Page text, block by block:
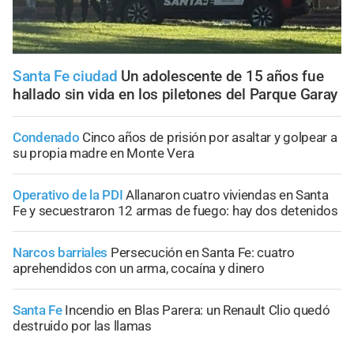
Santa Fe ciudad Un adolescente de 15 años fue
hallado sin vida en los piletones del Parque Garay
Condenado Cinco años de prisión por asaltar y golpear a
su propia madre en Monte Vera
Operativo de la PDI Allanaron cuatro viviendas en Santa
Fe y secuestraron 12 armas de fuego: hay dos detenidos
Narcos barriales Persecución en Santa Fe: cuatro
aprehendidos con un arma, cocaína y dinero
Santa Fe Incendio en Blas Parera: un Renault Clio quedó
destruido por las llamas